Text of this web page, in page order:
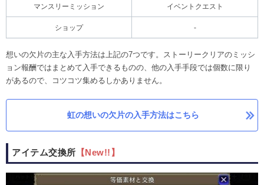
マンスリーミッション イベントクエスト
ショップ -
想いの欠片の主な入手方法は上記の7つです。ストーリークリアのミッシ
ョン報酬ではまとめて入手できるものの、他の入手手段では個数に限り
があるので、コツコツ集めるしかありません。
虹の想いの欠片の入手方法はこちら
アイテム交換所 【New!!】